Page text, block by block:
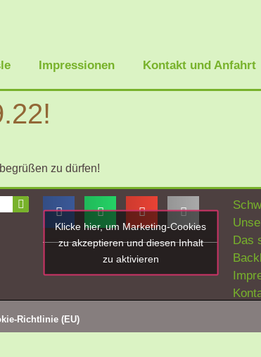
Impressionen Kontakt und Anfahrt
zu dürfen!
Klicke hier, um Marketing-Cookies
zu akzeptieren und diesen Inhalt
zu aktivieren
Das
Richtlinie (EU)